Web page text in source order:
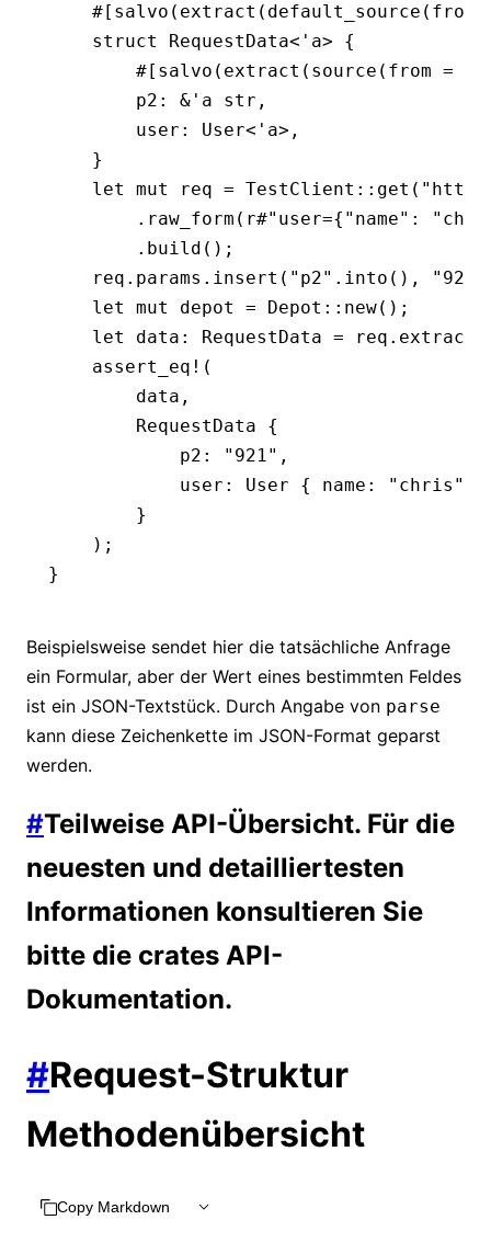
    #[salvo(extract(default_source(from
    struct
RequestData<' a> {
        #[salvo(extract(source(from
=
        p2
: & ' a str ,
        user
: User<' a>,
    }
    let
mut req = TestClient :: get (
        .
raw_form ( r#"user={"name":
        .
build ();
    req
. params . insert ( "p2" . into (), "921"
    let
mut depot = Depot :: new();
    let
data : RequestData = req . extract
    assert_eq!
(
        data,
        RequestData
{
            p2
: "921" ,
            user
: User { name : "chris"
        }
    );
}
Beispielsweise sendet hier die tatsächliche Anfrage
ein Formular, aber der Wert eines bestimmten Feldes
ist ein JSON-Textstück. Durch Angabe von parse
kann diese Zeichenkette im JSON-Format geparst
werden.
#Teilweise API-Übersicht. Für die
neuesten und detailliertesten
Informationen konsultieren Sie
bitte die crates API-
Dokumentation.
#Request-Struktur
Methodenübersicht
Copy Markdown